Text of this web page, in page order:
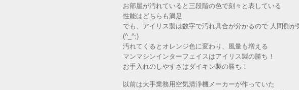
お部屋が汚れていると三段階の色で刻々と表している
性能はどちらも満足
でも、アイリス製は数字で汚れ具合が分かるので 人間側が
(^_^;)
汚れてくるとオレンジ色に変わり、風量も増える
マンマシンインターフェイスはアイリス製の勝ち！
お手入れのしやすさはダイキン製の勝ち！
以前は大手業務用空気清浄機メーカーが作っていた